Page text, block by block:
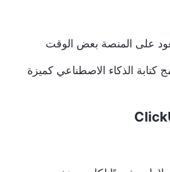
على المنصة بعض الوقت
كتابة الذكاء الاصطناعي كميزة